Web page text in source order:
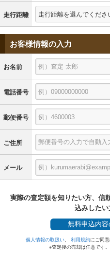
走行距離 走行距離を選んでくださ
お客様情報の入力
お名前
電話番号
郵便番号
ご住所
メール
実際の査定額を知りたい方、信
込みした
無料申込内
個人情報の取扱い、 利用規約にご同
※査定後の売却は任意です